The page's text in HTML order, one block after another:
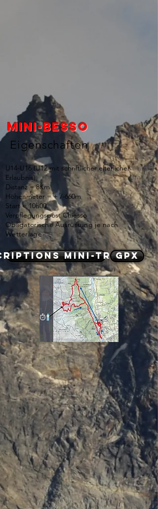
Mini-besso
Eigenschaften
U14-U16 (U12 mit schriftlicher elterlicher
Erlaubnis)
Distanz = 8Km
Höhenmeter = + /-660m
Start = 10h00
Verpflegungspost Chiesso
Obligatorische Ausrüstung je nach
Wetterlage
mini-trails
GPX